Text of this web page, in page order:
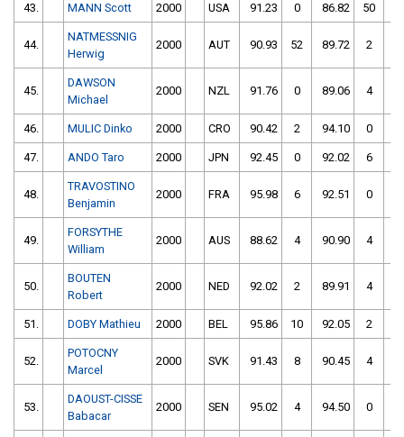
43. MANN Scott 2000 USA 91.23 0 86.82 50
44.
NATMESSNIG
Herwig
2000 AUT 90.93 52 89.72 2
45.
DAWSON
Michael
2000 NZL 91.76 0 89.06 4
46. MULIC Dinko 2000 CRO 90.42 2 94.10 0
47. ANDO Taro 2000 JPN 92.45 0 92.02 6
48.
TRAVOSTINO
Benjamin
2000 FRA 95.98 6 92.51 0
49.
FORSYTHE
William
2000 AUS 88.62 4 90.90 4
50.
BOUTEN
Robert
2000 NED 92.02 2 89.91 4
51. DOBY Mathieu 2000 BEL 95.86 10 92.05 2
52.
POTOCNY
Marcel
2000 SVK 91.43 8 90.45 4
53.
DAOUST-CISSE
Babacar
2000 SEN 95.02 4 94.50 0